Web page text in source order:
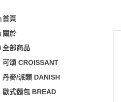
首頁
關於
全部商品
可頌 CROISSANT
丹麥/派類 DANISH
歐式麵包 BREAD